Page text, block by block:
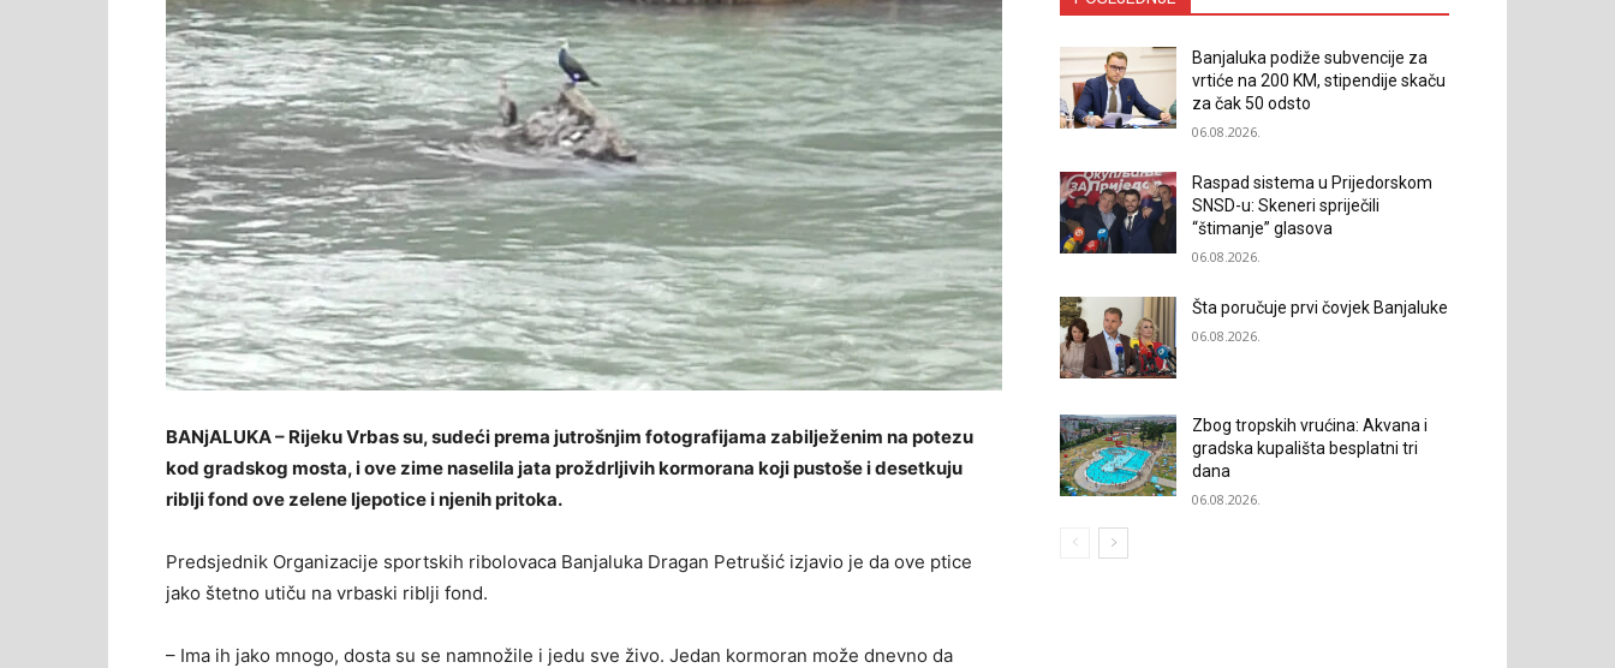
BANjALUKA – Rijeku Vrbas su, sudeći prema jutrošnjim fotografijama zabilježenim na potezu
kod gradskog mosta, i ove zime naselila jata proždrljivih kormorana koji pustoše i desetkuju
riblji fond ove zelene ljepotice i njenih pritoka.
Predsjednik Organizacije sportskih ribolovaca Banjaluka Dragan Petrušić izjavio je da ove ptice
jako štetno utiču na vrbaski riblji fond.
– Ima ih jako mnogo, dosta su se namnožile i jedu sve živo. Jedan kormoran može dnevno da
Banjaluka podiže subvencije za
vrtiće na 200 KM, stipendije skaču
za čak 50 odsto
06.08.2026.
Raspad sistema u Prijedorskom
SNSD-u: Skeneri spriječili
“štimanje” glasova
06.08.2026.
Šta poručuje prvi čovjek Banjaluke
06.08.2026.
Zbog tropskih vrućina: Akvana i
gradska kupališta besplatni tri
dana
06.08.2026.